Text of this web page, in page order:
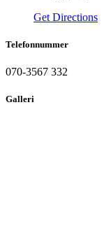
Get Directions
Telefonnummer
070-3567 332
Galleri